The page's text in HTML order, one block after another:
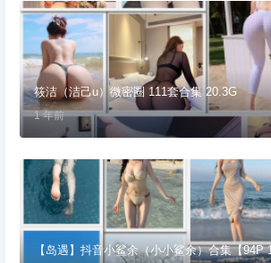
筱洁（洁己u）微密圈 111套合集 20.3G
1 年前
【岛遇】抖音小鲨余（小小鲨余）合集【94P